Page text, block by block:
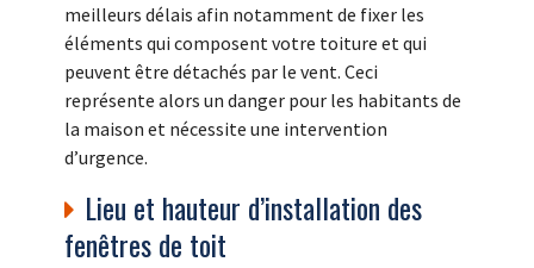
meilleurs délais afin notamment de fixer les
éléments qui composent votre toiture et qui
peuvent être détachés par le vent. Ceci
représente alors un danger pour les habitants de
la maison et nécessite une intervention
d’urgence.
Lieu et hauteur d’installation des
fenêtres de toit